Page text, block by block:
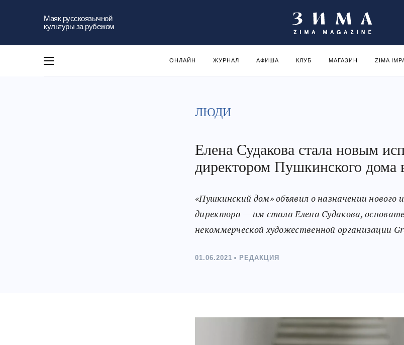
Маяк русскоязычной
культуры за рубежом
ОНЛАЙН ЖУРНАЛ АФИША КЛУБ МАГАЗИН ZIMA
ЛЮДИ
Елена Судакова стала новым
директором Пушкинского дома
«Пушкинский дом» объявил о назначении нового
директора — им стала Елена Судакова,
некоммерческой художественной организации
01.06.2021 РЕДАКЦИЯ